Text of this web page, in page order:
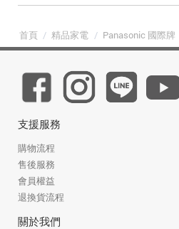
首頁 / 精品家電 / Panasonic 國際牌
支援服務
購物流程
售後服務
會員權益
退換貨流程
關於我們